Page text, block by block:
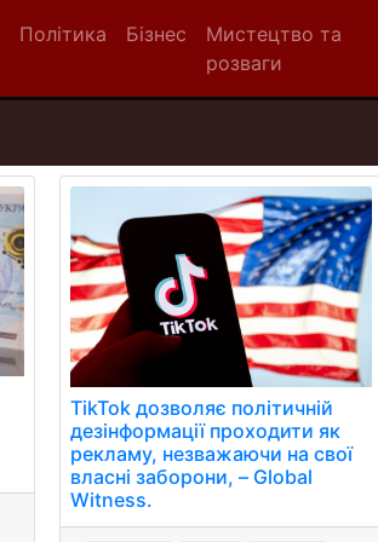
Політика Бізнес
Мистецтво та
розваги
TikTok дозволяє політичній
дезінформації проходити як
рекламу, незважаючи на свої
власні заборони, – Global
Witness.